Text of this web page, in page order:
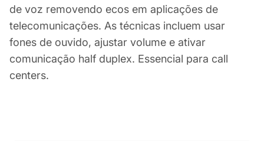
de voz removendo ecos em aplicações de
telecomunicações. As técnicas incluem usar
fones de ouvido, ajustar volume e ativar
comunicação half duplex. Essencial para call
centers.